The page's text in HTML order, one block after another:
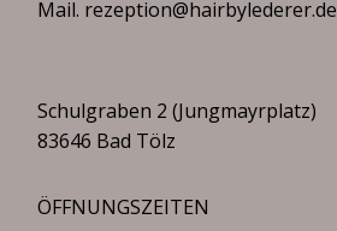
Mail. rezeption@hairbylederer.de
Schulgraben 2 (Jungmayrplatz)
83646 Bad Tölz
ÖFFNUNGSZEITEN